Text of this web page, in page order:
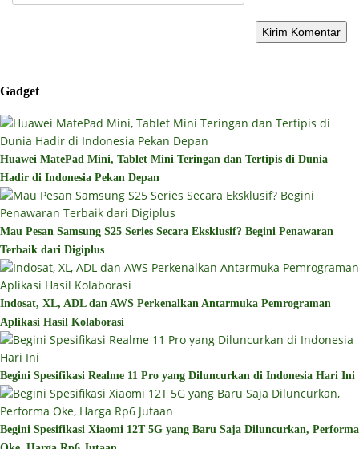
Gadget
Huawei MatePad Mini, Tablet Mini Teringan dan Tertipis di Dunia
Hadir di Indonesia Pekan Depan
Mau Pesan Samsung S25 Series Secara Eksklusif? Begini Penawaran
Terbaik dari Digiplus
Indosat, XL, ADL dan AWS Perkenalkan Antarmuka Pemrograman
Aplikasi Hasil Kolaborasi
Begini Spesifikasi Realme 11 Pro yang Diluncurkan di Indonesia Hari Ini
Begini Spesifikasi Xiaomi 12T 5G yang Baru Saja Diluncurkan, Performa